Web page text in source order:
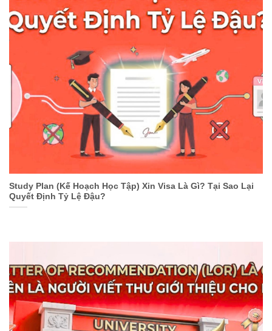
Study Plan (Kế Hoạch Học Tập) Xin Visa Là Gì? Tại Sao Lại
Quyết Định Tỷ Lệ Đậu?